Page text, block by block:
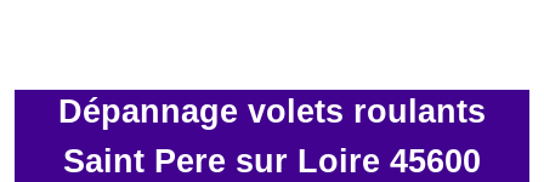
Dépannage volets roulants
Saint Pere sur Loire 45600